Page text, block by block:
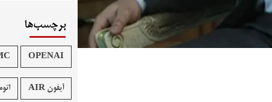
برچسب‌ها
OPENAI
آیفون AIR